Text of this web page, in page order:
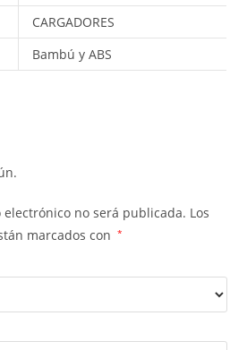
CARGADORES
Bambú y ABS
no será publicada. Los
marcados con
*